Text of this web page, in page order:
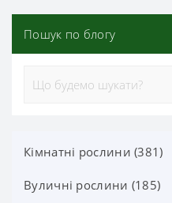
Пошук по блогу
Кімнатні рослини (381)
Декоративно-листяні
Вуличні рослини (185)